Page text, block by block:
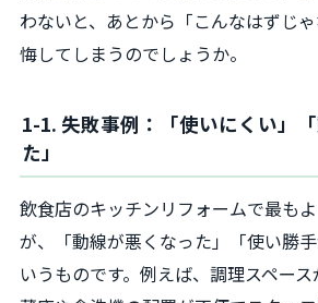
わないと、あとから「こんなはずじ
悔してしまうのでしょうか。
1-1. 失敗事例：「使いにくい」
た」
飲食店のキッチンリフォームで最も
が、「動線が悪くなった」「使い勝
いうものです。例えば、調理スペー